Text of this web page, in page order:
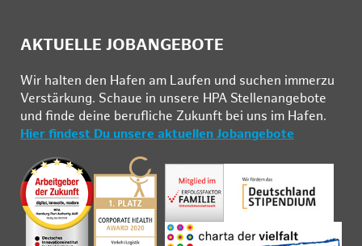
AKTUELLE JOBANGEBOTE
Wir hal­ten den Ha­fen am Lau­fen und su­chen im­mer­zu
Ver­stär­kung. Schau­e in un­se­re HPA Stel­len­an­ge­bo­te
und fin­de deine be­ruf­li­che Zu­kunft bei uns im Ha­fen.
Hier findest Du unsere aktuellen Jobangebote